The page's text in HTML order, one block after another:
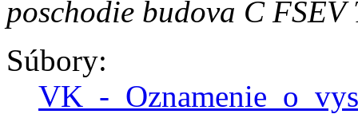
poschodie budova C
Súbory:
VK_-